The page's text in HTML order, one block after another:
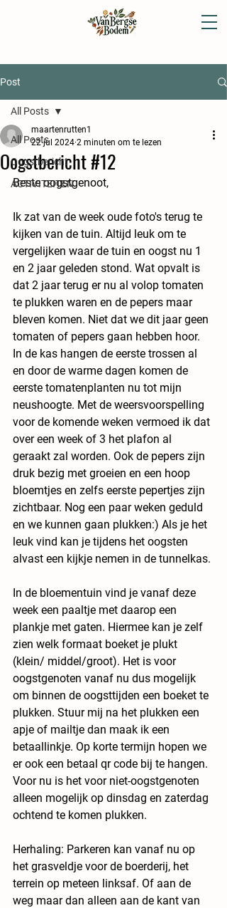
Post
All Posts
Oogstbericht
ACTIVITEITEN
All Posts
Oogstbericht #12
maartenrutten1
22 jul 2024 2 minuten om te lezen
Beste oogstgenoot,
Ik zat van de week oude foto's terug te
kijken van de tuin. Altijd leuk om te
vergelijken waar de tuin en oogst nu 1
en 2 jaar geleden stond. Wat opvalt is
dat 2 jaar terug er nu al volop tomaten
te plukken waren en de pepers maar
bleven komen. Niet dat we dit jaar geen
tomaten of pepers gaan hebben hoor.
In de kas hangen de eerste trossen al
en door de warme dagen komen de
eerste tomatenplanten nu tot mijn
neushoogte. Met de weersvoorspelling
voor de komende weken vermoed ik dat
over een week of 3 het plafon al
geraakt zal worden. Ook de pepers zijn
druk bezig met groeien en een hoop
bloemtjes en zelfs eerste pepertjes zijn
zichtbaar. Nog een paar weken geduld
en we kunnen gaan plukken:) Als je het
leuk vind kan je tijdens het oogsten
alvast een kijkje nemen in de tunnelkas.
In de bloementuin vind je vanaf deze
week een paaltje met daarop een
plankje met gaten. Hiermee kan je zelf
zien welk formaat boeket je plukt
(klein/ middel/groot). Het is voor
oogstgenoten vanaf nu dus mogelijk
om binnen de oogsttijden een boeket te
plukken. Stuur mij na het plukken een
apje of mailtje dan maak ik een
betaallinkje. Op korte termijn hopen we
er ook een betaal qr code bij te hangen.
Voor nu is het voor niet-oogstgenoten
alleen mogelijk op dinsdag en zaterdag
ochtend te komen plukken.
Herhaling: Parkeren kan vanaf nu op
het grasveldje voor de boerderij, het
terrein op meteen linksaf. Of aan de
weg maar dan alleen aan de kant van